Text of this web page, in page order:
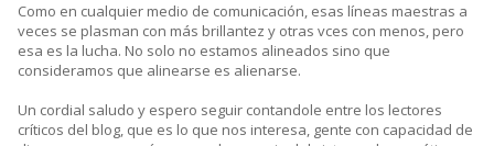
Como en cualquier medio de comunicación, esas líneas maestras a
veces se plasman con más brillantez y otras vces con menos, pero
esa es la lucha. No solo no estamos alineados sino que
consideramos que alinearse es alienarse.
Un cordial saludo y espero seguir contandole entre los lectores
críticos del blog, que es lo que nos interesa, gente con capacidad de